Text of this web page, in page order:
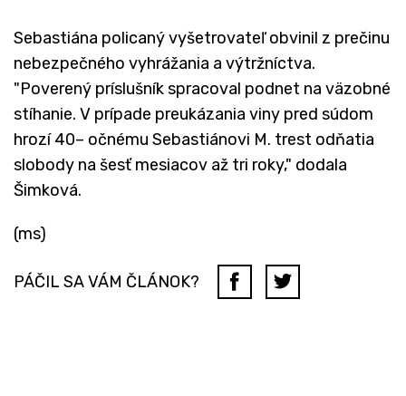
Sebastiána policaný vyšetrovateľ obvinil z prečinu
nebezpečného vyhrážania a výtržníctva.
"Poverený príslušník spracoval podnet na väzobné
stíhanie. V prípade preukázania viny pred súdom
hrozí 40– očnému Sebastiánovi M. trest odňatia
slobody na šesť mesiacov až tri roky," dodala
Šimková.
(ms)
PÁČIL SA VÁM ČLÁNOK?